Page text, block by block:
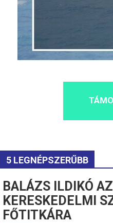
5 LEGNÉPSZERŰBB
BALÁZS ILDIKÓ
KERESKEDELMI
FŐTITKÁRA